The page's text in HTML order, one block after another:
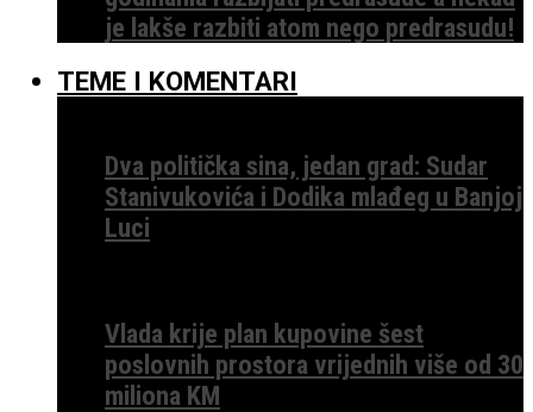
je lakše razbiti atom nego predrasudu!
TEME I KOMENTARI
Dva politička sina, jedan grad: Sudar
Stanivukovića i Dodika mlađeg u Banjoj
Luci
Vlada krije plan kupovine šest
poslovnih prostora vrijednih više od 30
miliona KM